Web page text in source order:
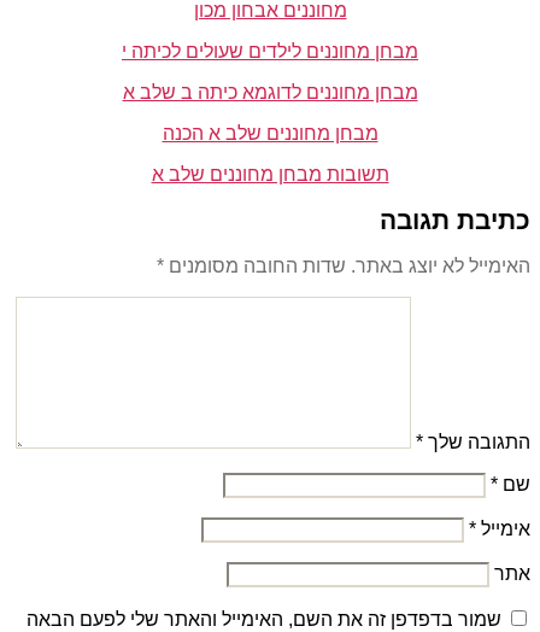
מחוננים אבחון מכון
מבחן מחוננים לילדים שעולים לכיתה י
מבחן מחוננים לדוגמא כיתה ב שלב א
מבחן מחוננים שלב א הכנה
תשובות מבחן מחוננים שלב א
כתיבת תגובה
האימייל לא יוצג באתר. שדות החובה מסומנים *
התגובה שלך *
שם *
אימייל *
אתר
שמור בדפדפן זה את השם, האימייל והאתר שלי לפעם הבאה